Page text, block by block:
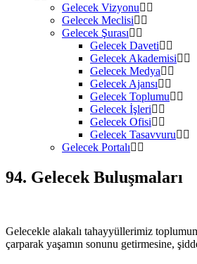
Gelecek Vizyonu
Gelecek Meclisi
Gelecek Şurası
Gelecek Daveti
Gelecek Akademisi
Gelecek Medya
Gelecek Ajansı
Gelecek Toplumu
Gelecek İşleri
Gelecek Ofisi
Gelecek Tasavvuru
Gelecek Portalı
94. Gelecek Buluşmaları
Gelecekle alakalı tahayyüllerimiz
çarparak yaşamın sonunu getirmesine,